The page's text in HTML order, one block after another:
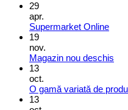
29
apr.
Supermarket Online
19
nov.
Magazin nou deschis
13
oct.
O gamă variată de
13